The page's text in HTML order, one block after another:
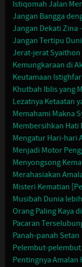
Istiqomah Jalan
Jangan Bangga
Jangan Dekati Zina
Jangan Tertipu
Jerat-jerat Syaithon
Kemungkaraan di
Keutamaan Istighfar
Khutbah Iblis yang
Lezatnya Ketaatan
Memahami Makna
Membersihkan Hati
Mengatur Hari-hari
Menjadi Motor
Menyongsong
Merahasiakan
Misteri Kematian
Musibah Dunia
Orang Paling Kaya
Pacaran
Panah-panah Setan
Pelembut-pelembut
Pentingnya Amalan